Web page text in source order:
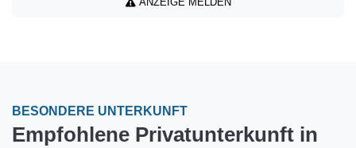
BESONDERE UNTERKUNFT
Empfohlene Privatunterkunft in